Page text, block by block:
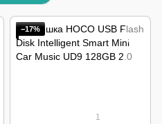
−17%
1